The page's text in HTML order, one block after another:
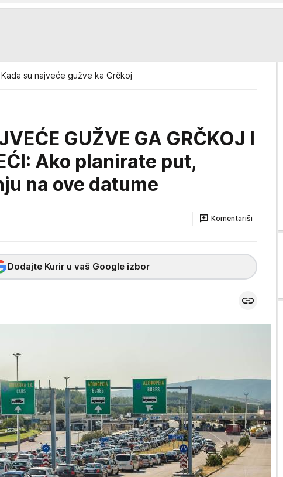
Kada su najveće gužve ka Grčkoj
GUŽVE GA GRČKOJ I
Ako planirate put,
na ove datume
Komentariši
Dodajte Kurir u vaš Google izbor